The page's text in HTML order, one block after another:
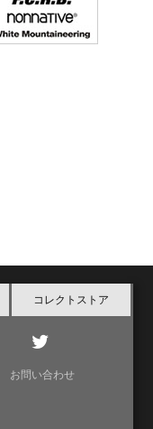
コレクトストア
お問い合わせ